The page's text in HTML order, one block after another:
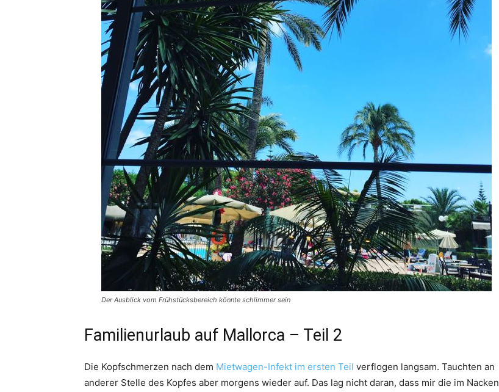
Der Ausblick vom Frühstücksbereich könnte schlimmer sein
Familienurlaub auf Mallorca – Teil 2
Die Kopfschmerzen nach dem Mietwagen-Infekt im ersten Teil verflogen langsam. Tauchten an
anderer Stelle des Kopfes aber morgens wieder auf. Das lag nicht daran, dass mir die im Nacken